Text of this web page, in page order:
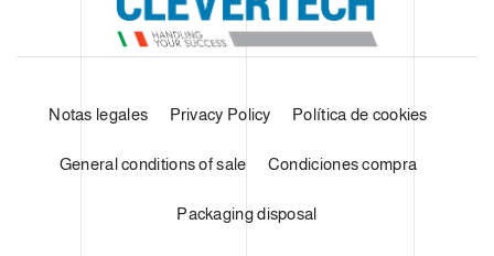
Notas legales Privacy Policy Política de cookies
General conditions of sale Condiciones compra
Packaging disposal